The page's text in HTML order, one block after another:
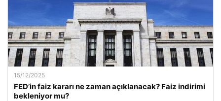
15/12/2025
FED’in faiz kararı ne zaman açıklanacak? Faiz indirimi
bekleniyor mu?